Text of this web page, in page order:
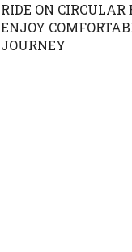
RIDE ON CIRCULAR
ENJOY
JOURNEY